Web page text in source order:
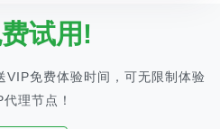
试用!
VIP免费体验时间，可无限制体验
理节点！